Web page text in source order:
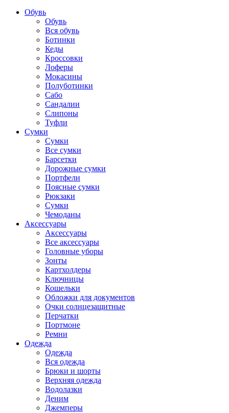
Обувь
Обувь
Вся обувь
Ботинки
Кеды
Кроссовки
Лоферы
Мокасины
Полуботинки
Сабо
Сандалии
Слипоны
Туфли
Сумки
Сумки
Все сумки
Барсетки
Дорожные сумки
Портфели
Поясные сумки
Рюкзаки
Сумки
Чемоданы
Аксессуары
Аксессуары
Все аксессуары
Головные уборы
Зонты
Картхолдеры
Ключницы
Кошельки
Обложки для документов
Очки солнцезащитные
Перчатки
Портмоне
Ремни
Одежда
Одежда
Вся одежда
Брюки и шорты
Верхняя одежда
Водолазки
Деним
Джемперы